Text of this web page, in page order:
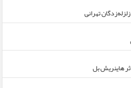
تهرانی
هاینریش بل